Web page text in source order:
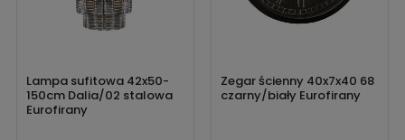
Lampa sufitowa 42x50-
150cm Dalia/02 stalowa
Eurofirany
Zegar ścienny 40x7x40 68
czarny/biały Eurofirany